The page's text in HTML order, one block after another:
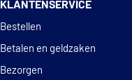
KLANTENSERVICE
Bestellen
Betalen en geldzaken
Bezorgen